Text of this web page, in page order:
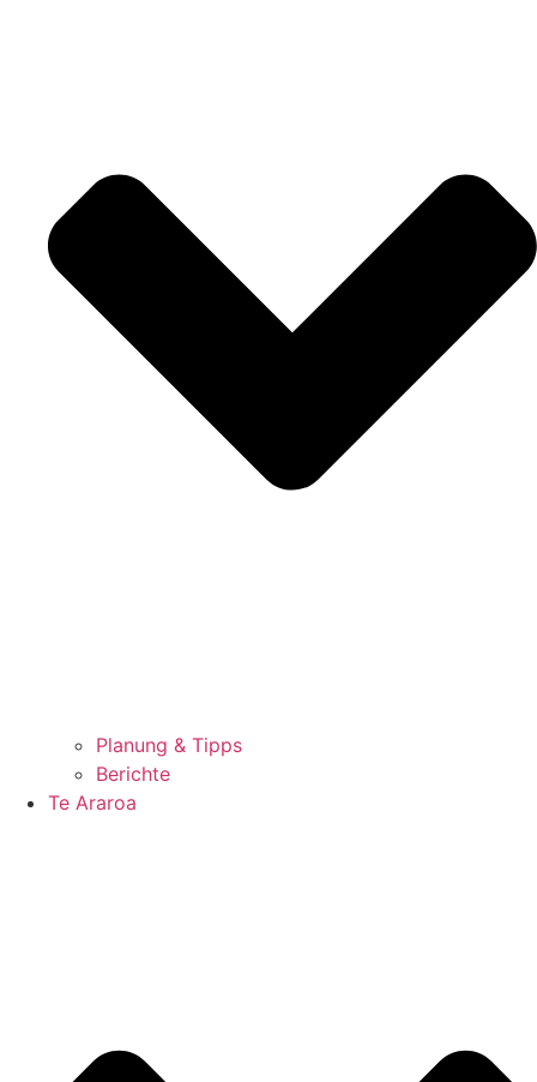
Planung & Tipps
Berichte
Te Araroa